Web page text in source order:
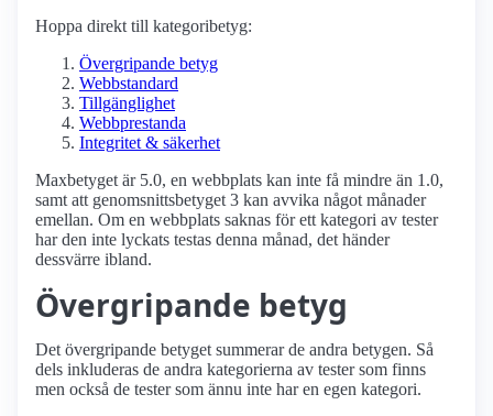
Hoppa direkt till kategoribetyg:
Övergripande betyg
Webbstandard
Tillgänglighet
Webbprestanda
Integritet & säkerhet
Maxbetyget är 5.0, en webbplats kan inte få mindre än 1.0,
samt att genomsnittsbetyget 3 kan avvika något månader
emellan. Om en webbplats saknas för ett kategori av tester
har den inte lyckats testas denna månad, det händer
dessvärre ibland.
Övergripande betyg
Det övergripande betyget summerar de andra betygen. Så
dels inkluderas de andra kategorierna av tester som finns
men också de tester som ännu inte har en egen kategori.